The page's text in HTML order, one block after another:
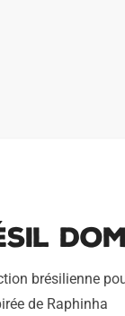
brésilienne
de Raphinha